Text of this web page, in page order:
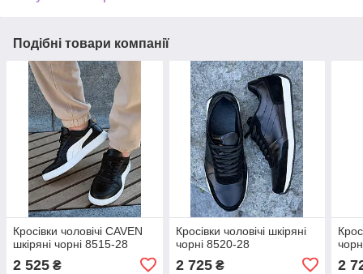
Подібні товари компанії
Кросівки чоловічі CAVEN
шкіряні чорні 8515-28
2 525 ₴
Кросівки чоловічі шкіряні
чорні 8520-28
2 725₴ 2